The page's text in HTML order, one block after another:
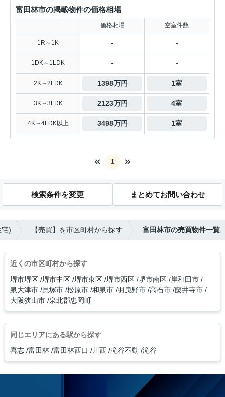
富田林市の掲載物件の価格相場
価格相場 空室件数
1R～1K - -
1DK～1LDK - -
2K～2LDK 1398万円 1室
3K～3LDK 2123万円 4室
4K～4LDK以上 3498万円 1室
1
検索条件を変更 まとめてお問い合わせ
) 【売買】を市区町村から探す 富田林市の売買物件一覧
近くの市区町村から探す
堺市堺区 堺市中区 堺市東区 堺市西区 堺市南区 岸和田市
泉大津市 貝塚市 松原市 和泉市 羽曳野市 高石市 藤井寺市
大阪狭山市 泉北郡忠岡町
同じエリアにある駅から探す
喜志 富田林 富田林西口 川西 滝谷不動 滝谷